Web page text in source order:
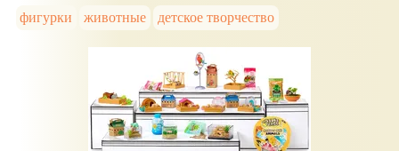
фигурки
животные детское творчество